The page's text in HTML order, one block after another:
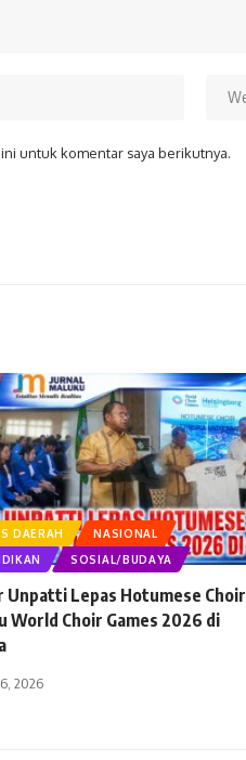
untuk komentar saya berikutnya.
DAERAH
NASIONAL
SOSIAL/BUDAYA
Unpatti Lepas Hotumese Choir
World Choir Games 2026 di
2026